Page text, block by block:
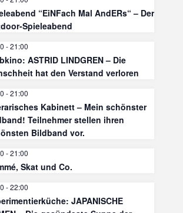
“EiNFach Mal AndERs“ – Der
Spieleabend
-21:00
ASTRID LINDGREN – Die
hat den Verstand verloren
-21:00
Kabinett – Mein schönster
Teilnehmer stellen ihren
Bildband vor.
-21:00
Skat und Co.
-22:00
JAPANISCHE